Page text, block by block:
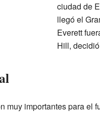
ciudad de
llegó el
Everett
Hill,
muy importantes para el